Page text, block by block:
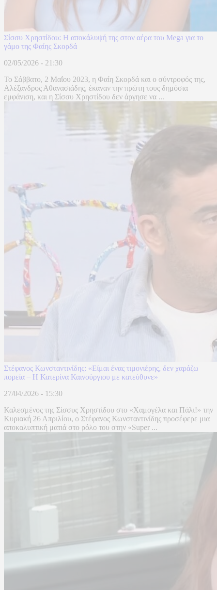
Σίσσυ Χρηστίδου: Η αποκάλυψή της στον αέρα του Mega για το
γάμο της Φαίης Σκορδά
02/05/2026 - 21:30
Το Σάββατο, 2 Μαΐου 2023, η Φαίη Σκορδά και ο σύντροφός της,
Αλέξανδρος Αθανασιάδης, έκαναν την πρώτη τους δημόσια
εμφάνιση, και η Σίσσυ Χρηστίδου δεν άργησε να ...
Στέφανος Κωνσταντινίδης: «Είμαι ένας τιμονιέρης, δεν χαράζω
πορεία – Η Κατερίνα Καινούργιου με κατεύθυνε»
27/04/2026 - 15:30
Καλεσμένος της Σίσσυς Χρηστίδου στο «Χαμογέλα και Πάλι!» την
Κυριακή 26 Απριλίου, ο Στέφανος Κωνσταντινίδης προσέφερε μια
αποκαλυπτική ματιά στο ρόλο του στην «Super ...